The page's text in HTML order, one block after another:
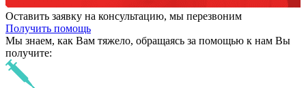
Оставить заявку на консультацию, мы перезвоним
Получить помощь
Мы знаем, как Вам тяжело, обращаясь за помощью к нам Вы
получите: